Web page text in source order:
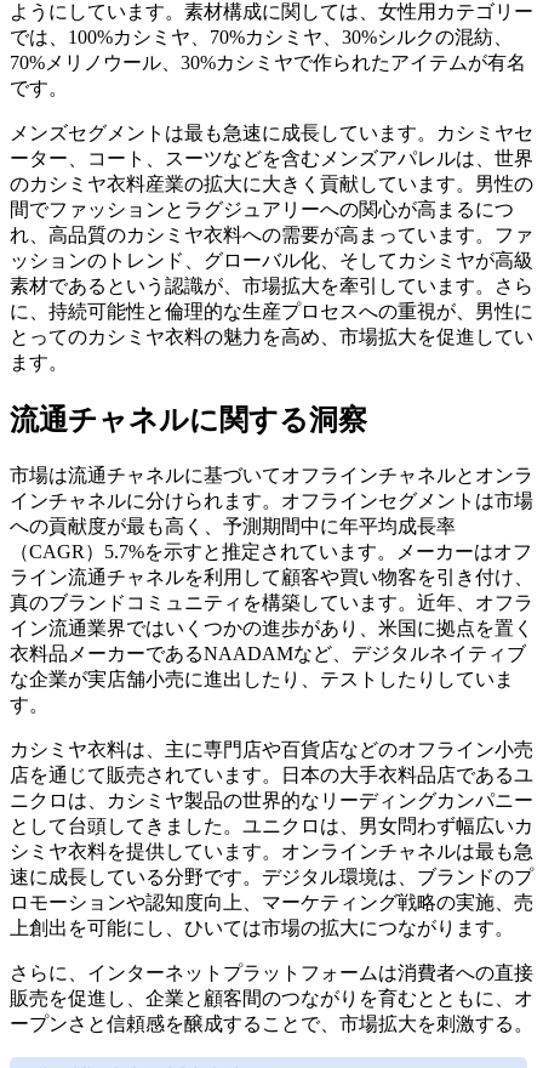
ようにしています。素材構成に関しては、女性用カテゴリー
では、100%カシミヤ、70%カシミヤ、30%シルクの混紡、
70%メリノウール、30%カシミヤで作られたアイテムが有名
です。
メンズセグメントは最も急速に成長しています。カシミヤセ
ーター、コート、スーツなどを含むメンズアパレルは、世界
のカシミヤ衣料産業の拡大に大きく貢献しています。男性の
間でファッションとラグジュアリーへの関心が高まるにつ
れ、高品質のカシミヤ衣料への需要が高まっています。ファ
ッションのトレンド、グローバル化、そしてカシミヤが高級
素材であるという認識が、市場拡大を牽引しています。さら
に、持続可能性と倫理的な生産プロセスへの重視が、男性に
とってのカシミヤ衣料の魅力を高め、市場拡大を促進してい
ます。
流通チャネルに関する洞察
市場は流通チャネルに基づいてオフラインチャネルとオンラ
インチャネルに分けられます。オフラインセグメントは市場
への貢献度が最も高く、予測期間中に年平均成長率
（CAGR）5.7%を示すと推定されています。メーカーはオフ
ライン流通チャネルを利用して顧客や買い物客を引き付け、
真のブランドコミュニティを構築しています。近年、オフラ
イン流通業界ではいくつかの進歩があり、米国に拠点を置く
衣料品メーカーであるNAADAMなど、デジタルネイティブ
な企業が実店舗小売に進出したり、テストしたりしていま
す。
カシミヤ衣料は、主に専門店や百貨店などのオフライン小売
店を通じて販売されています。日本の大手衣料品店であるユ
ニクロは、カシミヤ製品の世界的なリーディングカンパニー
として台頭してきました。ユニクロは、男女問わず幅広いカ
シミヤ衣料を提供しています。オンラインチャネルは最も急
速に成長している分野です。デジタル環境は、ブランドのプ
ロモーションや認知度向上、マーケティング戦略の実施、売
上創出を可能にし、ひいては市場の拡大につながります。
さらに、インターネットプラットフォームは消費者への直接
販売を促進し、企業と顧客間のつながりを育むとともに、オ
ープンさと信頼感を醸成することで、市場拡大を刺激する。